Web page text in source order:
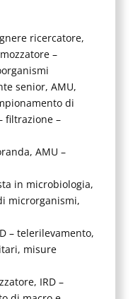
ricercatore,
–
senior, AMU,
di
filtrazione –
AMU –
in microbiologia,
microrganismi,
– telerilevamento,
misure
IRD –